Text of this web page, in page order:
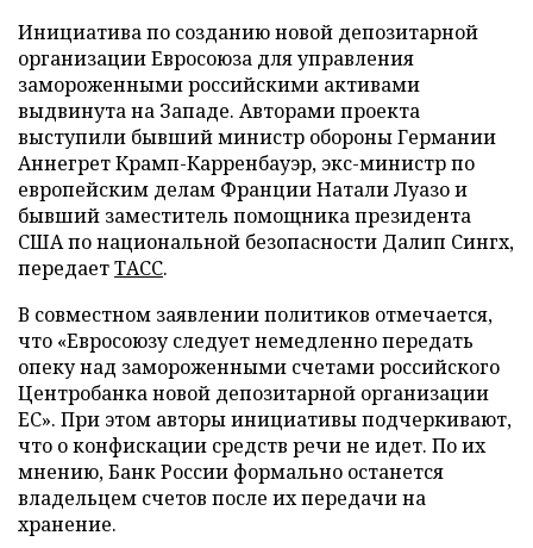
Инициатива по созданию новой депозитарной
организации Евросоюза для управления
замороженными российскими активами
выдвинута на Западе. Авторами проекта
выступили бывший министр обороны Германии
Аннегрет Крамп-Карренбауэр, экс-министр по
европейским делам Франции Натали Луазо и
бывший заместитель помощника президента
США по национальной безопасности Далип Сингх,
передаетТАСС.
В совместном заявлении политиков отмечается,
что «Евросоюзу следует немедленно передать
опеку над замороженными счетами российского
Центробанка новой депозитарной организации
ЕС». При этом авторы инициативы подчеркивают,
что о конфискации средств речи не идет. По их
мнению, Банк России формально останется
владельцем счетов после их передачи на
хранение.